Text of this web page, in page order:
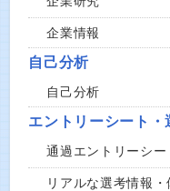
企業情報
自己分析
自己分析
エントリーシート・
通過エントリーシー
リアルな選考情報・